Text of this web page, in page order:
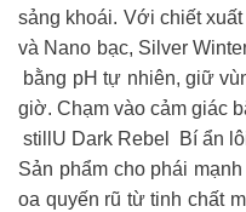
sảng khoái. Với chiết
và Nano bạc, Silver
bằng pH tự nhiên, giữ
giờ. Chạm vào cảm giác
stillU Dark Rebel Bí ẩn
Sản phẩm cho phái
oa quyến rũ từ tinh chất